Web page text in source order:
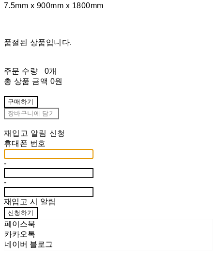
7.5mm x 900mm x 1800mm
품절된 상품입니다.
주문 수량
0개
총 상품 금액 0원
구매하기
장바구니에 담기
재입고 알림 신청
휴대폰 번호
-
-
재입고 시 알림
신청하기
페이스북
카카오톡
네이버 블로그